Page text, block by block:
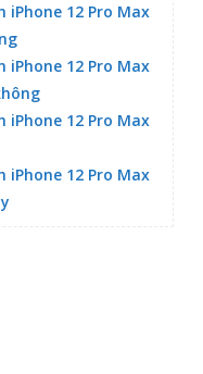
iPhone 12 Pro Max
iPhone 12 Pro Max
iPhone 12 Pro Max
iPhone 12 Pro Max